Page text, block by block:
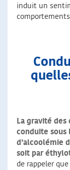
induit un
La gravité
conduite sous
d’alcoolémie
soit par
de rappeler